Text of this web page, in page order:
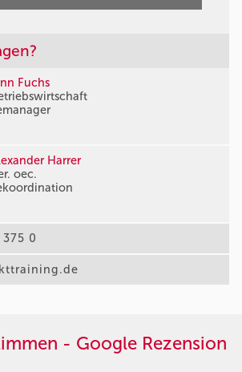
Fuchs
Harrer
oec.
0
- Google Rezension